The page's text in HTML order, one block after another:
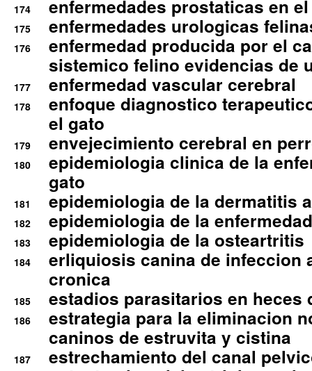
174 enfermedades prostaticas en
175 enfermedades urologicas
176
enfermedad producida por el
sistemico felino evidencias de
177 enfermedad vascular cerebral
178
enfoque diagnostico
el gato
179 envejecimiento cerebral en
180
epidemiologia clinica de la
gato
181 epidemiologia de la dermatitis
182 epidemiologia de la
183 epidemiologia de la osteartritis
184
erliquiosis canina de infeccion
cronica
185 estadios parasitarios en heces
186
estrategia para la eliminacion
caninos de estruvita y cistina
187
estrechamiento del canal